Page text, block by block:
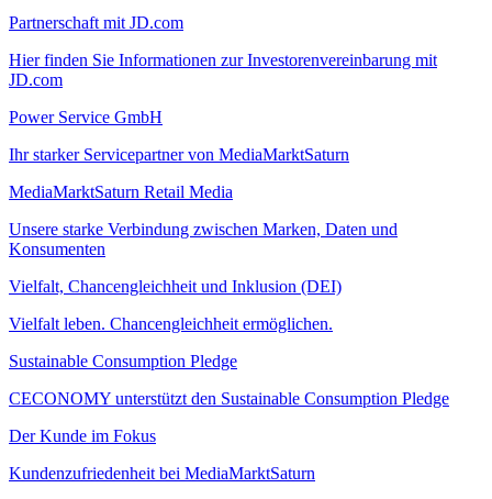
Partnerschaft mit JD.com
Hier finden Sie Informationen zur Investorenvereinbarung mit
JD.com
Power Service GmbH
Ihr starker Servicepartner von MediaMarktSaturn
MediaMarktSaturn Retail Media
Unsere starke Verbindung zwischen Marken, Daten und
Konsumenten
Vielfalt, Chancengleichheit und Inklusion (DEI)
Vielfalt leben. Chancengleichheit ermöglichen.
Sustainable Consumption Pledge
CECONOMY unterstützt den Sustainable Consumption Pledge
Der Kunde im Fokus
Kundenzufriedenheit bei MediaMarktSaturn